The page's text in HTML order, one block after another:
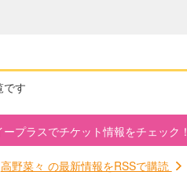
です
ープラスでチケット情報をチェック！
高野菜々 の最新情報をRSSで購読